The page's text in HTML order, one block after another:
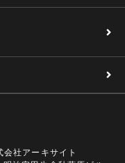
社アーキサイト